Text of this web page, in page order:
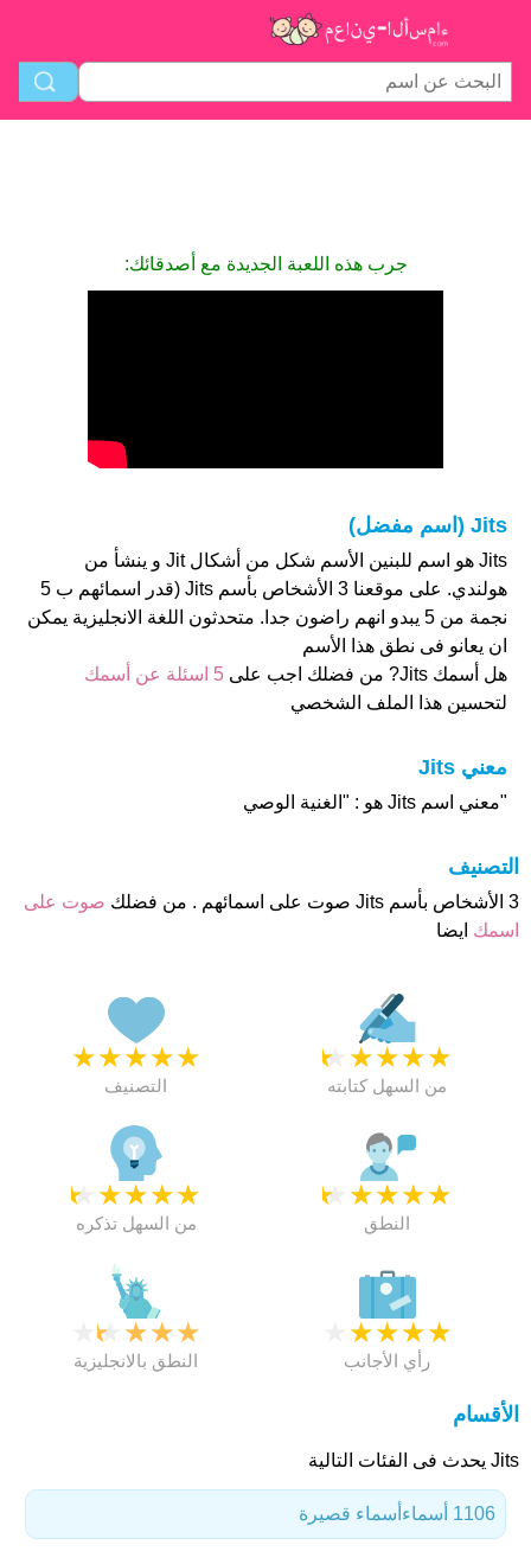
جرب هذه اللعبة الجديدة مع أصدقائك:
Jits (اسم مفضل)
Jits هو اسم للبنين الأسم شكل من أشكال Jit و ينشأ من
هولندي. على موقعنا 3 الأشخاص بأسم Jits (قدر اسمائهم ب 5
نجمة من 5 يبدو انهم راضون جدا. متحدثون اللغة الانجليزية يمكن
ان يعانو فى نطق هذا الأسم
هل أسمك Jits? من فضلك اجب على
5 اسئلة عن أسمك
لتحسين هذا الملف الشخصي
معني Jits
"معني اسم Jits هو : "الغنية الوصي
التصنيف
3 الأشخاص بأسم Jits صوت على اسمائهم . من فضلك
صوت على
اسمك ايضا
★
★
★
★
★
التصنيف
★
★
★
★
★
من السهل كتابته
★
★
★
★
★
من السهل تذكره
★
★
★
★
★
النطق
★
★
★
★
النطق بالانجليزية
★
★
★
★
رأي الأجانب
الأقسام
Jits يحدث فى الفئات التالية
أسماء قصيرة 1106 أسماء